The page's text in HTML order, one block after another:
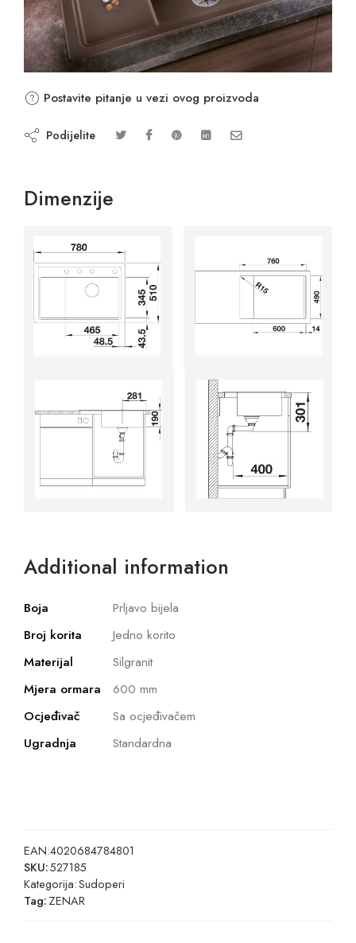
Postavite pitanje u vezi ovog proizvoda
Podijelite
Dimenzije
Additional information
Boja
Prljavo bijela
Broj korita
Jedno korito
Materijal
Silgranit
Mjera ormara
600 mm
Ocjeđivač
Sa ocjeđivačem
Ugradnja
Standardna
EAN:4020684784801
SKU:527185
Kategorija:Sudoperi
Tag:ZENAR